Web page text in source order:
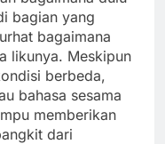
bagian yang
bagaimana
likunya. Meskipun
berbeda,
bahasa sesama
memberikan
dari